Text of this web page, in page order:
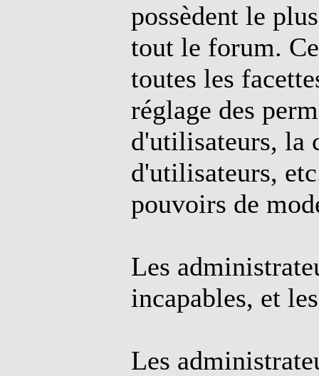
possèdent le
tout le forum.
toutes les
réglage des
d'utilisateurs, la
d'utilisateurs,
pouvoirs de
Les
incapables, et
Les